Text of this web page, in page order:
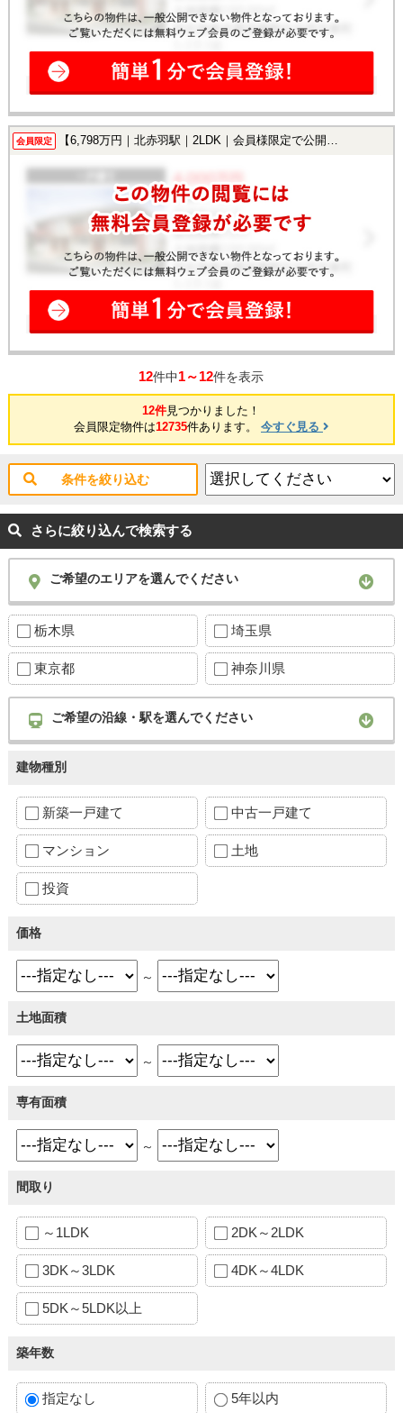
会員限定 【6,798万円｜北赤羽駅｜2LDK｜会員様限定で公開中！】
12件中1～12件を表示
12件見つかりました！
会員限定物件は12735件あります。 今すぐ見る
条件を絞り込む
さらに絞り込んで検索する
ご希望のエリアを選んでください
栃木県 埼玉県
東京都 神奈川県
ご希望の沿線・駅を選んでください
建物種別
新築一戸建て 中古一戸建て
マンション 土地
投資
価格
～
土地面積
～
専有面積
～
間取り
～1LDK 2DK～2LDK
3DK～3LDK 4DK～4LDK
5DK～5LDK以上
築年数
指定なし 5年以内